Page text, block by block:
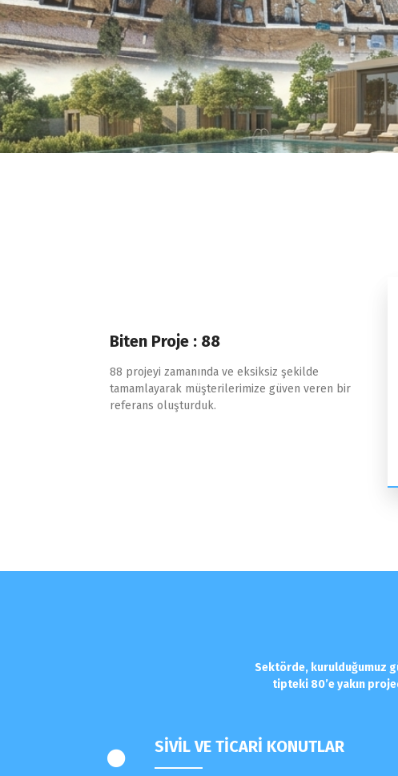
Biten Proje : 88
88 projeyi zamanında ve eksiksiz şekilde
tamamlayarak müşterilerimize güven veren bir
referans oluşturduk.
Sektörde, kurulduğumuz
tipteki 80’e yakın
SİVİL VE TİCARİ KONUTLAR